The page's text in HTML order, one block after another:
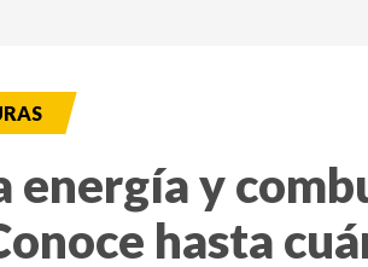
energía y
hasta